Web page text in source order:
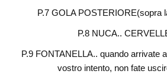
P.7 GOLA POSTERIORE(sopra
P.8 NUCA..
P.9 FONTANELLA.. quando arrivate
vostro intento, non fate